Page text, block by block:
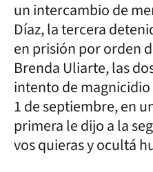
un intercambio de
Díaz, la tercera
en prisión por orden
Brenda Uliarte, las
intento de
1 de septiembre, en
primera le dijo a la
vos quieras y ocultá